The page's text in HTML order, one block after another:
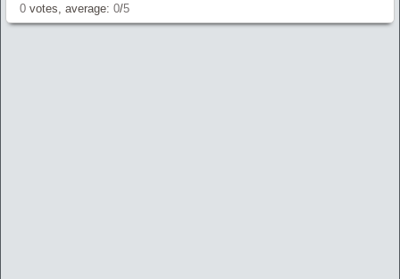
0 votes, average: 0/5